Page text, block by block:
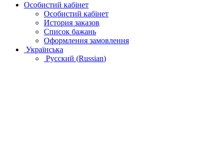
Особистий кабінет
Особистий кабінет
История заказов
Список бажань
Оформлення замовлення
Українська
Русский (Russian)